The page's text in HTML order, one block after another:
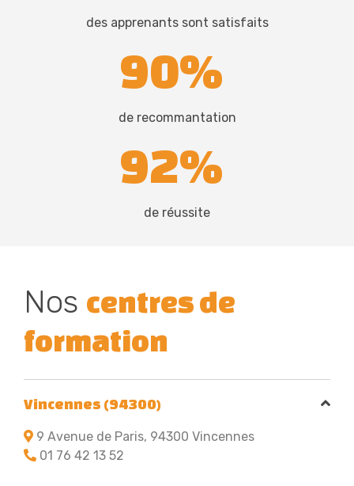
des apprenants sont satisfaits
90%
de recommantation
92%
de réussite
Nos centres de
formation
Vincennes (94300)
9 Avenue de Paris, 94300 Vincennes
01 76 42 13 52